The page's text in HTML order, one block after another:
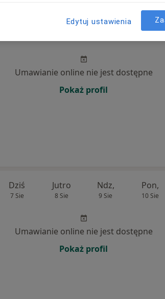
Jutro Ndz, Pon,
Umawianie online nie jest dostępne
Pokaż profil
Dziś
7 Sie
Jutro
8 Sie
Ndz,
9 Sie
Pon,
10 Sie
Umawianie online nie jest dostępne
Pokaż profil
Edytuj ustawienia